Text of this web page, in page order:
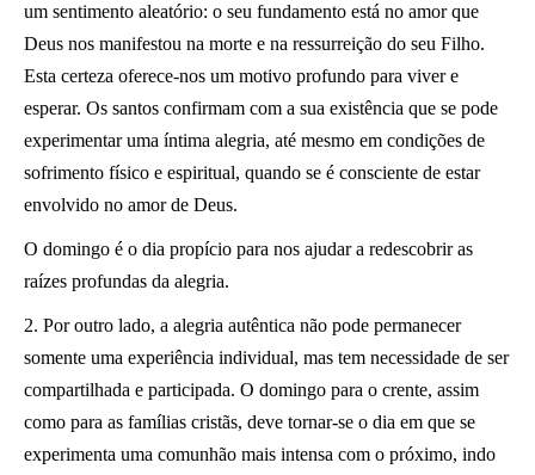
um sentimento aleatório: o seu fundamento está no amor que
Deus nos manifestou na morte e na ressurreição do seu Filho.
Esta certeza oferece-nos um motivo profundo para viver e
esperar. Os santos confirmam com a sua existência que se pode
experimentar uma íntima alegria, até mesmo em condições de
sofrimento físico e espiritual, quando se é consciente de estar
envolvido no amor de Deus.
O domingo é o dia propício para nos ajudar a redescobrir as
raízes profundas da alegria.
2. Por outro lado, a alegria autêntica não pode permanecer
somente uma experiência individual, mas tem necessidade de ser
compartilhada e participada. O domingo para o crente, assim
como para as famílias cristãs, deve tornar-se o dia em que se
experimenta uma comunhão mais intensa com o próximo, indo